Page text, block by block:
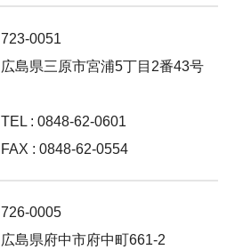
723-0051
広島県三原市宮浦5丁目2番43号
TEL : 0848-62-0601
FAX : 0848-62-0554
726-0005
広島県府中市府中町661-2